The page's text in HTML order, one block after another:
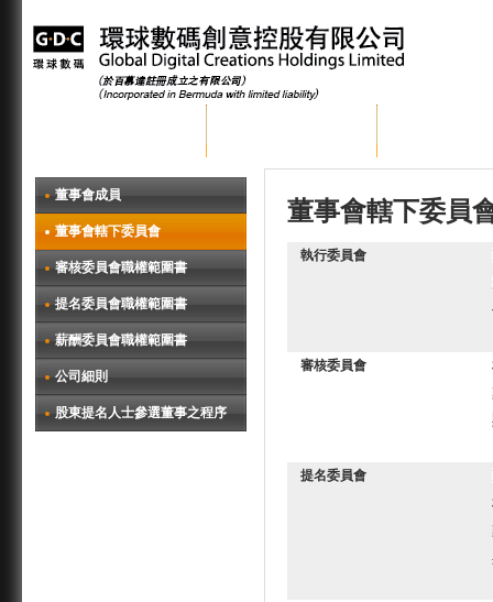
董事會轄下委員
執行委員會
審核委員會
提名委員會
董事會成員
董事會轄下委員會
審核委員會職權範圍書
提名委員會職權範圍書
薪酬委員會職權範圍書
公司細則
股東提名人士參選董事之程序